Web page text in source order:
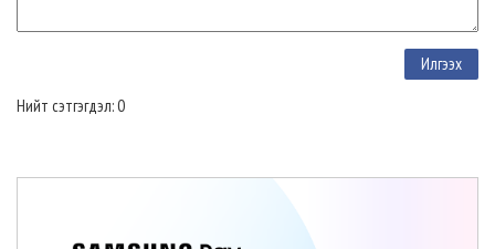
Нийт сэтгэгдэл: 0